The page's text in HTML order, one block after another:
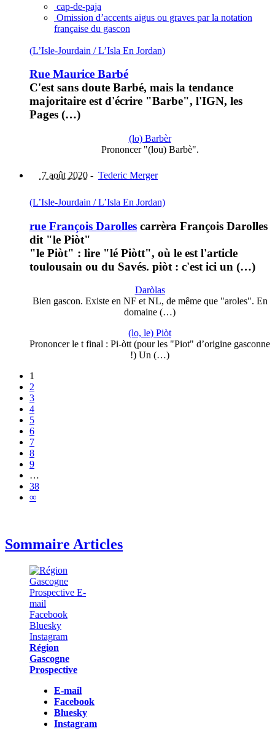
cap-de-paja
Omission d’accents aigus ou graves par la notation
française du gascon
(L’Isle-Jourdain / L’Isla En Jordan)
Rue Maurice Barbé
C'est sans doute Barbé, mais la tendance
majoritaire est d'écrire "Barbe", l'IGN, les
Pages (…)
(lo) Barbèr
Prononcer "(lou) Barbè".
7 août 2020 - Tederic Merger
(L’Isle-Jourdain / L’Isla En Jordan)
rue François Darolles carrèra François Darolles
dit "le Piòt"
"le Piòt" : lire "lé Piòtt", où le est l'article
toulousain ou du Savés. piòt : c'est ici un (…)
Daròlas
Bien gascon. Existe en NF et NL, de même que "aroles". En
domaine (…)
(lo, le) Piòt
Prononcer le t final : Pi-òtt (pour les "Piot" d’origine gasconne
!) Un (…)
1
2
3
4
5
6
7
8
9
…
38
∞
Sommaire Articles
Région
Gascogne
Prospective
E-mail
Facebook
Bluesky
Instagram